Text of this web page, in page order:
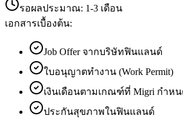
รอผลประมาณ: 1-3 เดือน
เอกสารเบื้องต้น:
Job Offer จากบริษัทฟินแลนด์
ใบอนุญาตทำงาน (Work Permit)
เงินเดือนตามเกณฑ์ที่ Migri กำห
ประกันสุขภาพในฟินแลนด์